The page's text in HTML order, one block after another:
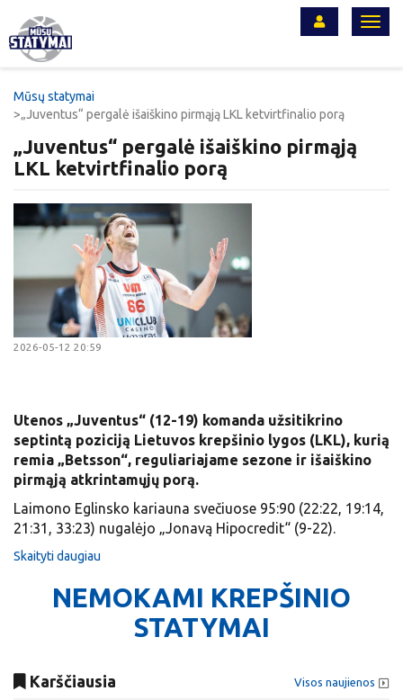
Mūsų statymai
„Juventus“ pergalė išaiškino pirmąją LKL ketvirtfinalio porą
„Juventus“ pergalė išaiškino pirmąją
LKL ketvirtfinalio porą
2026-05-12 20:59
Utenos „Juventus“ (12-19) komanda užsitikrino
septintą poziciją Lietuvos krepšinio lygos (LKL), kurią
remia „Betsson“, reguliariajame sezone ir išaiškino
pirmąją atkrintamųjų porą.
Laimono Eglinsko kariauna svečiuose 95:90 (22:22, 19:14,
21:31, 33:23) nugalėjo „Jonavą Hipocredit“ (9-22).
Skaityti daugiau
NEMOKAMI KREPŠINIO
STATYMAI
Karščiausia Visos naujienos